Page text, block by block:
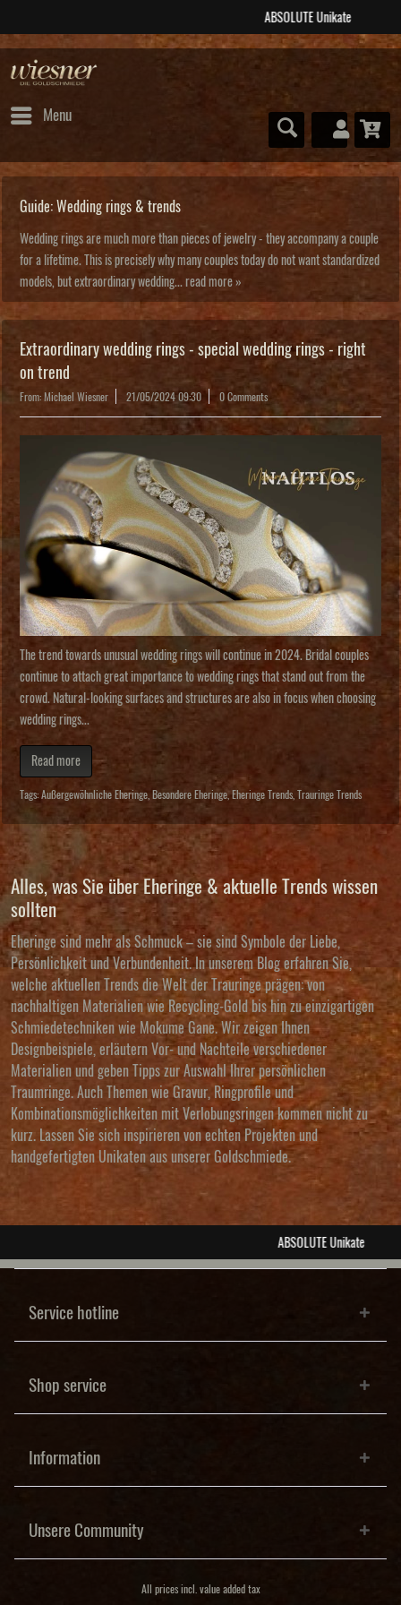
Menu
Guide: Wedding rings & trends
Wedding rings are much more than pieces of jewelry - they accompany a couple
for a lifetime. This is precisely why many couples today do not want standardized
models, but extraordinary wedding... read more »
Extraordinary wedding rings - special wedding rings - right
on trend
From: Michael Wiesner 21/05/2024 09:30 0 Comments
The trend towards unusual wedding rings will continue in 2024. Bridal couples
continue to attach great importance to wedding rings that stand out from the
crowd. Natural-looking surfaces and structures are also in focus when choosing
wedding rings...
Read more
Tags: Außergewöhnliche Eheringe Besondere Eheringe,Eheringe Trends Trauringe Trends
Alles, was Sie über Eheringe & aktuelle Trends wissen
sollten
Eheringe sind mehr als Schmuck – sie sind Symbole der Liebe,
Persönlichkeit und Verbundenheit. In unserem Blog erfahren Sie,
welche aktuellen Trends die Welt der Trauringe prägen: von
nachhaltigen Materialien wie Recycling-Gold bis hin zu einzigartigen
Schmiedetechniken wie Mokume Gane. Wir zeigen Ihnen
Designbeispiele, erläutern Vor- und Nachteile verschiedener
Materialien und geben Tipps zur Auswahl Ihrer persönlichen
Traumringe. Auch Themen wie Gravur, Ringprofile und
Kombinationsmöglichkeiten mit Verlobungsringen kommen nicht zu
kurz. Lassen Sie sich inspirieren von echten Projekten und
handgefertigten Unikaten aus unserer Goldschmiede.
Service hotline
Shop service
Information
Unsere Community
All prices incl. value added tax